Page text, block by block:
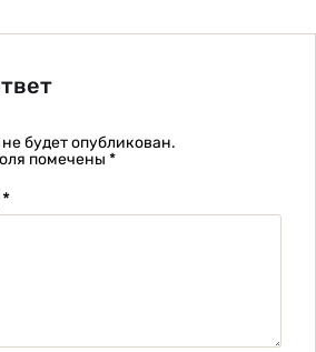
будет опубликован.
помечены *
*